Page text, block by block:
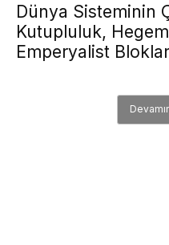
Dünya Sisteminin
Kutupluluk,
Emperyalist